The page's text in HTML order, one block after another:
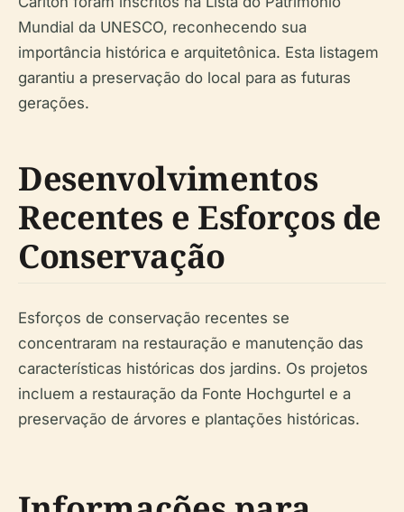
Mundial da UNESCO, reconhecendo sua
importância histórica e arquitetônica. Esta listagem
garantiu a preservação do local para as futuras
gerações.
Desenvolvimentos
Recentes e Esforços de
Conservação
Esforços de conservação recentes se
concentraram na restauração e manutenção das
características históricas dos jardins. Os projetos
incluem a restauração da Fonte Hochgurtel e a
preservação de árvores e plantações históricas.